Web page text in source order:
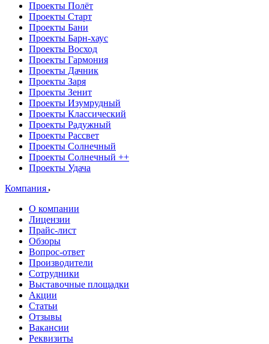
Проекты Полёт
Проекты Старт
Проекты Бани
Проекты Барн-хаус
Проекты Восход
Проекты Гармония
Проекты Дачник
Проекты Заря
Проекты Зенит
Проекты Изумрудный
Проекты Классический
Проекты Радужный
Проекты Рассвет
Проекты Солнечный
Проекты Солнечный ++
Проекты Удача
Компания
О компании
Лицензии
Прайс-лист
Обзоры
Вопрос-ответ
Производители
Сотрудники
Выставочные площадки
Акции
Статьи
Отзывы
Вакансии
Реквизиты